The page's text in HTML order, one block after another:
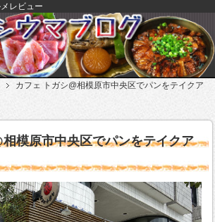
レビュー
カフェ トガシ@相模原市中央区でパンをテイクア
模原市中央区でパンをテイクア